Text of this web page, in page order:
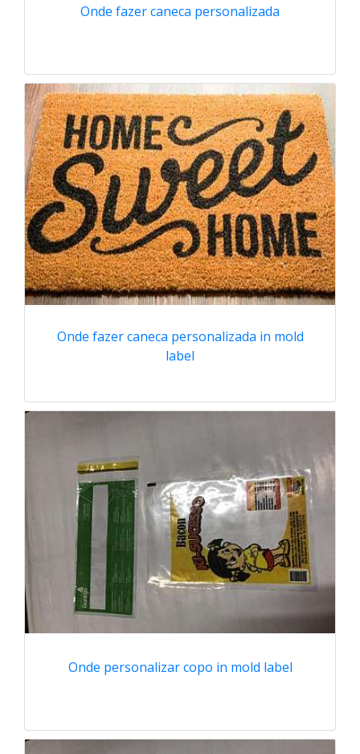
Onde fazer caneca personalizada
Onde fazer caneca personalizada in mold
label
Onde personalizar copo in mold label